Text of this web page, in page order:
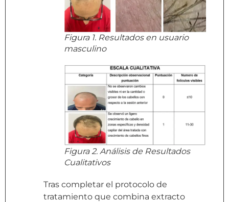
Figura 1. Resultados en usuario
masculino
Figura 2. Análisis de Resultados
Cualitativos
Tras completar el protocolo de
tratamiento que combina extracto